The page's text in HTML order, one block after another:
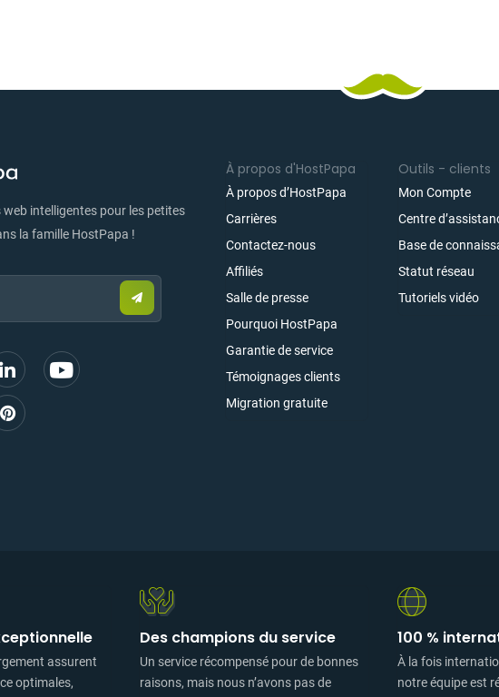
web intelligentes pour les petites
la famille HostPapa !
Envoyez
un
mail
À propos d'HostPapa
À propos d’HostPapa
Carrières
Contactez-nous
Affiliés
Salle de presse
Pourquoi HostPapa
Garantie de service
Témoignages clients
Migration gratuite
Outils - clients
Mon Compte
Centre
Base de
Statut réseau
Tutoriels vidéo
assurent
optimales,
Des champions du service
Un service récompensé pour de bonnes
raisons, mais nous n’avons pas de
100 %
À la fois
notre équipe est